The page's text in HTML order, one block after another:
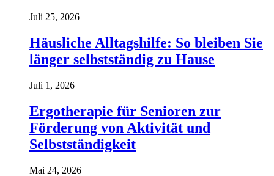
Juli 25, 2026
Häusliche Alltagshilfe: So bleiben Sie
länger selbstständig zu Hause
Juli 1, 2026
Ergotherapie für Senioren zur
Förderung von Aktivität und
Selbstständigkeit
Mai 24, 2026